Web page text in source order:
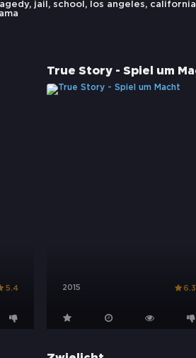
, jail , school , los angeles, california
5.4 2015 6.3